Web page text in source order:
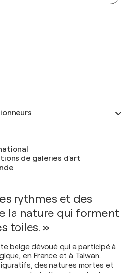
de galeries d'art
rythmes et des
la nature qui forment
toiles. »
belge dévoué qui a participé à
en France et à Taiwan.
des natures mortes et